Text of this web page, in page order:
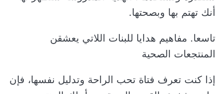
أنك تهتم بها وبصحتها.
تاسعا. مفاهيم هدايا للبنات اللاتي يعشقن
المنتجعات الصحية
إذا كنت تعرف فتاة تحب الراحة وتدليل نفسها، فإن